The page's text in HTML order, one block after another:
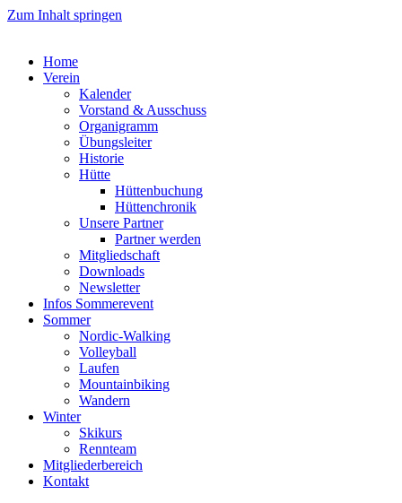
Zum Inhalt springen
Home
Verein
Kalender
Vorstand & Ausschuss
Organigramm
Übungsleiter
Historie
Hütte
Hüttenbuchung
Hüttenchronik
Unsere Partner
Partner werden
Mitgliedschaft
Downloads
Newsletter
Infos Sommerevent
Sommer
Nordic-Walking
Volleyball
Laufen
Mountainbiking
Wandern
Winter
Skikurs
Rennteam
Mitgliederbereich
Kontakt